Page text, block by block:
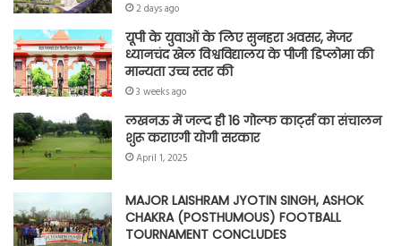
2 days ago
यूपी के युवाओं के लिए सुनहरा अवसर, मेजर
ध्यानचंद खेल विश्वविद्यालय के पीजी डिप्लोमा की
मान्यता उच्च स्तर की
3 weeks ago
लखनऊ में जल्द ही 16 गोल्फ कार्ट्स का संचालन
शुरू कराएगी योगी सरकार
April 1, 2025
MAJOR LAISHRAM JYOTIN SINGH, ASHOK
CHAKRA (POSTHUMOUS) FOOTBALL
TOURNAMENT CONCLUDES